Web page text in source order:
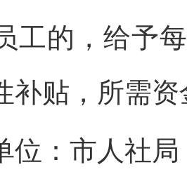
工的，给予
补贴，所需
：市人社局